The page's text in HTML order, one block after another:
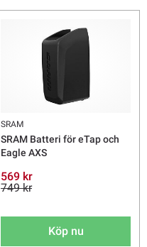
SRAM
SRAM Batteri för eTap och
Eagle AXS
569 kr
749 kr
Köp nu